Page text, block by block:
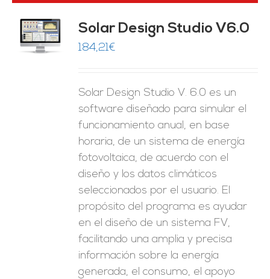
Solar Design Studio V6.0
184,21€
Solar Design Studio V. 6.0 es un
software diseñado para simular el
funcionamiento anual, en base
horaria, de un sistema de energía
fotovoltaica, de acuerdo con el
diseño y los datos climáticos
seleccionados por el usuario. El
propósito del programa es ayudar
en el diseño de un sistema FV,
facilitando una amplia y precisa
información sobre la energía
generada, el consumo, el apoyo